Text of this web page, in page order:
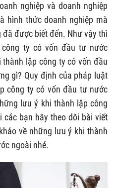
nghiệp và doanh nghiệp
hình thức doanh nghiệp mà
được biết đến. Như vậy thì
ty có vốn đầu tư nước
lập công ty có vốn đầu
gì? Quy định của pháp luật
công ty có vốn đầu tư nước
lưu ý khi thành lập công
bạn hãy theo dõi bài viết
về những lưu ý khi thành
ngoài nhé.